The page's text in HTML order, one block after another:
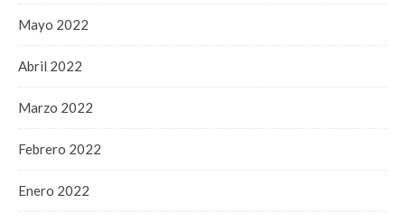
Mayo 2022
Abril 2022
Marzo 2022
Febrero 2022
Enero 2022